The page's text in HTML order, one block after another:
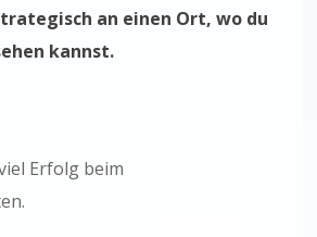
an einen Ort, wo du
kannst.
Erfolg beim